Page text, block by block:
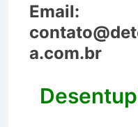
Email:
a.com.br